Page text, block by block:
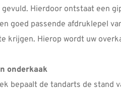
Hierdoor ontstaat een
goed passende afdruklepel
krijgen. Hierop wordt uw
onderkaak
bepaalt de tandarts de stand